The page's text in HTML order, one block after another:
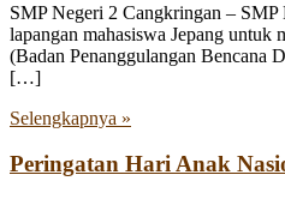
SMP Negeri 2 Cangkringan – SMP
lapangan mahasiswa Jepang
(Badan Penanggulangan Bencana
[…]
Selengkapnya »
Peringatan Hari Anak